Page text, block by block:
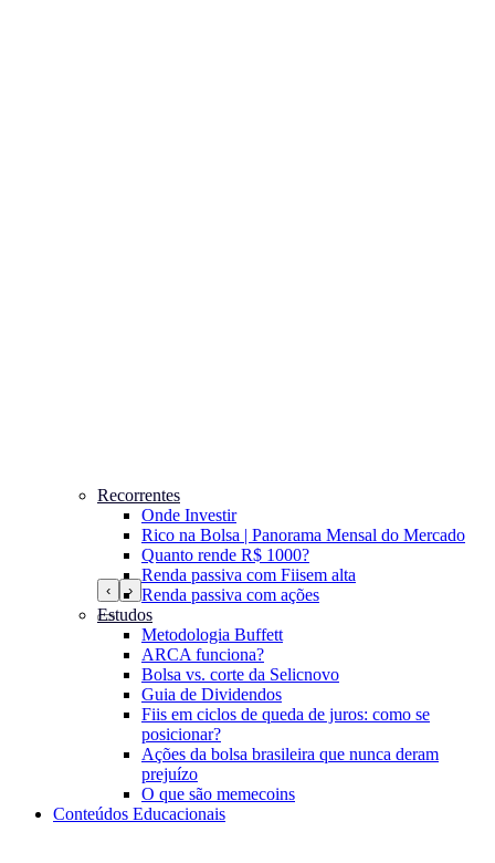
‹ ›
Recorrentes
Onde Investir
Rico na Bolsa | Panorama Mensal do Mercado
Quanto rende R$ 1000?
Renda passiva com Fiisem alta
Renda passiva com ações
Estudos
Metodologia Buffett
ARCA funciona?
Bolsa vs. corte da Selicnovo
Guia de Dividendos
Fiis em ciclos de queda de juros: como se
posicionar?
Ações da bolsa brasileira que nunca deram
prejuízo
O que são memecoins
Conteúdos Educacionais